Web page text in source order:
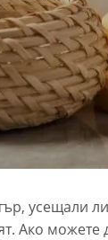
усещали
Ако можете